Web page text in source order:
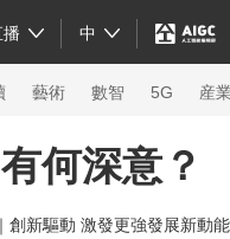
中
藝術 數智 5G 産
何深意？
創新驅動 激發更強發展新動能